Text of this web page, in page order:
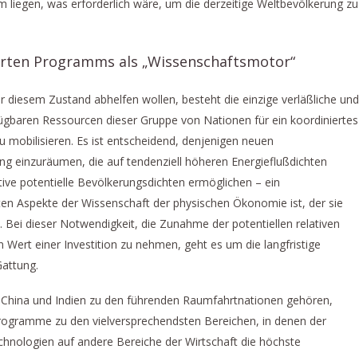
liegen, was erforderlich wäre, um die derzeitige Weltbevölkerung zu
Programms als „Wissenschaftsmotor“
diesem Zustand abhelfen wollen, besteht die einzige verläßliche und
Ressourcen dieser Gruppe von Nationen für ein koordiniertes
mobilisieren. Es ist entscheidend, denjenigen neuen
einzuräumen, die auf tendenziell höheren Energieflußdichten
potentielle Bevölkerungsdichten ermöglichen – ein
Aspekte der Wissenschaft der physischen Ökonomie ist, der sie
dieser Notwendigkeit, die Zunahme der potentiellen relativen
einer Investition zu nehmen, geht es um die langfristige
und Indien zu den führenden Raumfahrtnationen gehören,
zu den vielversprechendsten Bereichen, in denen der
auf andere Bereiche der Wirtschaft die höchste